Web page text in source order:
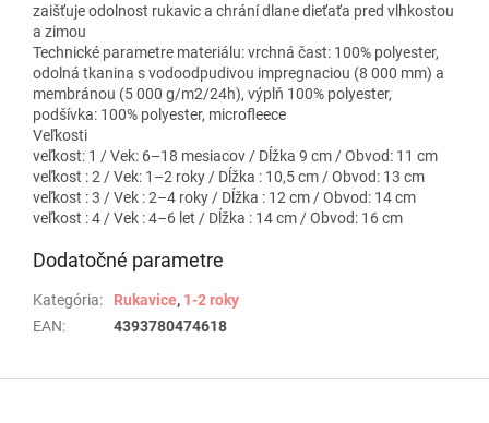
zaišťuje odolnost rukavic a chrání dlane dieťaťa pred vlhkostou
a zimou
Technické parametre materiálu: vrchná čast: 100% polyester,
odolná tkanina s vodoodpudivou impregnaciou (8 000 mm) a
membránou (5 000 g/m2/24h), výplň 100% polyester,
podšívka: 100% polyester, microfleece
Veľkosti
veľkost: 1 / Vek: 6–18 mesiacov / Dĺžka 9 cm / Obvod: 11 cm
veľkost : 2 / Vek: 1–2 roky / Dĺžka : 10,5 cm / Obvod: 13 cm
veľkost : 3 / Vek : 2–4 roky / Dĺžka : 12 cm / Obvod: 14 cm
veľkost : 4 / Vek : 4–6 let / Dĺžka : 14 cm / Obvod: 16 cm
Dodatočné parametre
Kategória: Rukavice, 1-2 roky
EAN: 4393780474618